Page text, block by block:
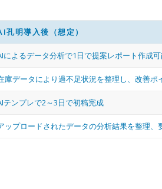
孔明導入後（想定）
によるデータ分析で1日で提案レポート作成
庫データにより過不足状況を整理し、改善ポ
テンプレで2～3日で初稿完成
ップロードされたデータの分析結果を整理、